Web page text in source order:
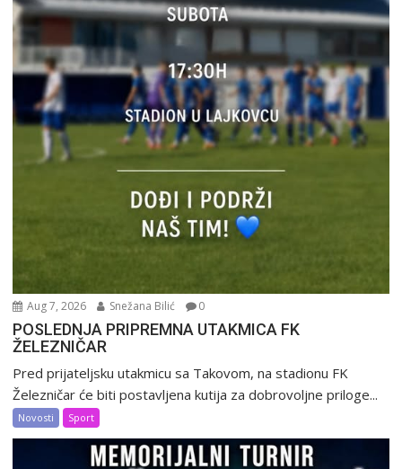
Aug 7, 2026 Snežana Bilić 0
POSLEDNJA PRIPREMNA UTAKMICA FK
ŽELEZNIČAR
Pred prijateljsku utakmicu sa Takovom, na stadionu FK
Železničar će biti postavljena kutija za dobrovoljne priloge...
Novosti Sport